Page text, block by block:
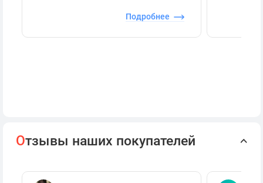
Подробнее
Отзывы наших покупателей